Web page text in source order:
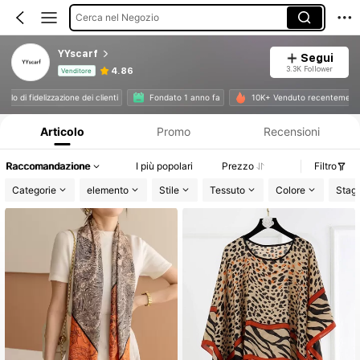
Cerca nel Negozio
YYscarf
Venditore 4.86
Segui
3.3K Follower
di fidelizzazione dei clienti Fondato 1 anno fa 10K+ Venduto Informazioni sul prodotto: Comunicazione del prezzo, dettagli su vendite e disponibilità.
Articolo Promo Recensioni
Raccomandazione I più popolari Prezzo
Filtro
Categorie
elemento Stile Tessuto Colore